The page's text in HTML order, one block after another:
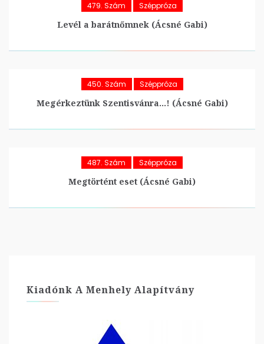
479. Szám Széppróza
Levél a barátnőmnek (Ácsné Gabi)
450. Szám Széppróza
Megérkeztünk Szentisvánra…! (Ácsné Gabi)
487. Szám Széppróza
Megtörtént eset (Ácsné Gabi)
Kiadónk A Menhely Alapítvány